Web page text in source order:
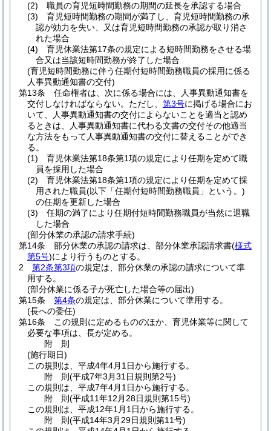
(2)
職員の育児短時間勤務の期間の延長を承認する場合
(3)
育児短時間勤務の期間が満了し、育児短時間勤務の承
認が効力を失い、又は育児短時間勤務の承認が取り消さ
れた場合
(4)
育児休業法第17条の規定による短時間勤務をさせる場
合又は当該短時間勤務が終了した場合
(育児短時間勤務に伴う任期付短時間勤務職員の採用に係る
人事異動通知書の交付)
第13条
任命権者は、次に係る場合には、人事異動通知書を
交付しなければならない。 ただし、 第3号に掲げる場合にお
いて、人事異動通知書の交付によらないことを適当と認め
るときは、人事異動通知書に代わる文書の交付その他適当
な方法をもって人事異動通知書の交付に替えることができ
る。
(1)
育児休業法第18条第1項の規定により任期を定めて職
員を採用した場合
(2)
育児休業法第18条第1項の規定により任期を定めて採
用された職員(以下「任期付短時間勤務職員」という。)
の任期を更新した場合
(3)
任期の満了により任期付短時間勤務職員が当然に退職
した場合
(部分休業の承認の請求手続)
第14条
部分休業の承認の請求は、部分休業承認請求書(様式
第5号)により行うものとする。
2
第2条第3項の規定は、部分休業の承認の請求について準
用する。
(部分休業に係る子が死亡した場合等の届出)
第15条
第4条の規定は、部分休業について準用する。
(長への委任)
第16条
この規則に定めるもののほか、育児休業等に関して
必要な事項は、長が定める。
附 則
(施行期日)
この規則は、平成4年4月1日から施行する。
附 則(平成7年3月31日規則第2号)
この規則は、平成7年4月1日から施行する。
附 則(平成11年12月28日規則第15号)
この規則は、平成12年1月1日から施行する。
附 則(平成14年3月29日規則第11号)